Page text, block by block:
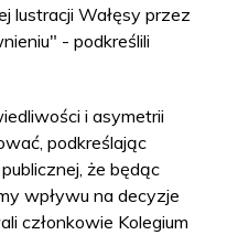
lustracji Wałęsy przez
- podkreślili
i asymetrii
podkreślając
że będąc
wpływu na decyzje
członkowie Kolegium